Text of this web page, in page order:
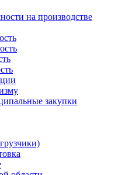
на производстве
закупки